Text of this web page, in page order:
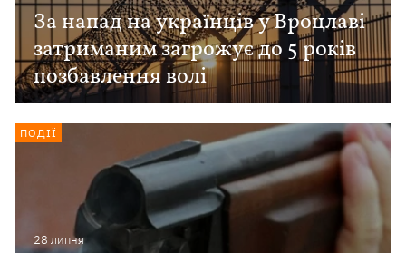
За напад на українців у Вроцлаві
затриманим загрожує до 5 років
позбавлення волі
28 липня
ПОДІЇ